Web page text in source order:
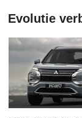
Evolutie